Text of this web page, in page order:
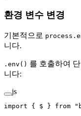
환경 변수 변경
기본적으로
니다.
.env() 를 호출하여
니다:
js
import { $ } from